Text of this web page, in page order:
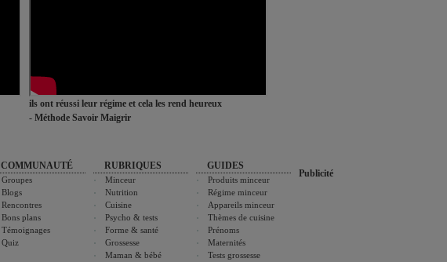
ils ont réussi leur régime et cela les rend heureux
- Méthode Savoir Maigrir
COMMUNAUTÉ
Groupes
Blogs
Rencontres
Bons plans
Témoignages
Quiz
RUBRIQUES
Minceur
Nutrition
Cuisine
Psycho & tests
Forme & santé
Grossesse
Maman & bébé
GUIDES
Produits minceur
Régime minceur
Appareils minceur
Thèmes de cuisine
Prénoms
Maternités
Tests grossesse
Publicité